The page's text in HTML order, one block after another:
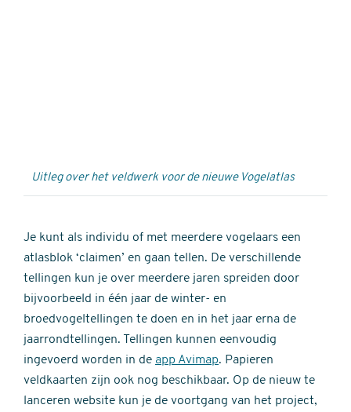
Uitleg over het veldwerk voor de nieuwe Vogelatlas
Je kunt als individu of met meerdere vogelaars een
atlasblok ‘claimen’ en gaan tellen. De verschillende
tellingen kun je over meerdere jaren spreiden door
bijvoorbeeld in één jaar de winter- en
broedvogeltellingen te doen en in het jaar erna de
jaarrondtellingen. Tellingen kunnen eenvoudig
ingevoerd worden in de app Avimap. Papieren
veldkaarten zijn ook nog beschikbaar. Op de nieuw te
lanceren website kun je de voortgang van het project,